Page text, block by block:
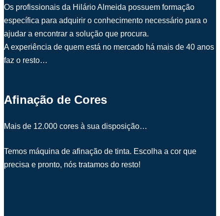
Os profissionais da Hilário Almeida possuem formação
específica para adquirir o conhecimento necessário para o
ajudar a encontrar a solução que procura.
A experiência de quem está no mercado há mais de 40 anos
faz o resto…
Afinação de Cores
Mais de 12.000 cores à sua disposição…
Temos máquina de afinação de tinta. Escolha a cor que
precisa e pronto, nós tratamos do resto!